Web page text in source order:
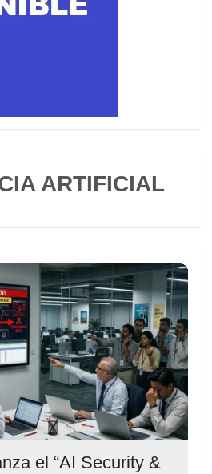
ARTIFICIAL
el “AI Security &